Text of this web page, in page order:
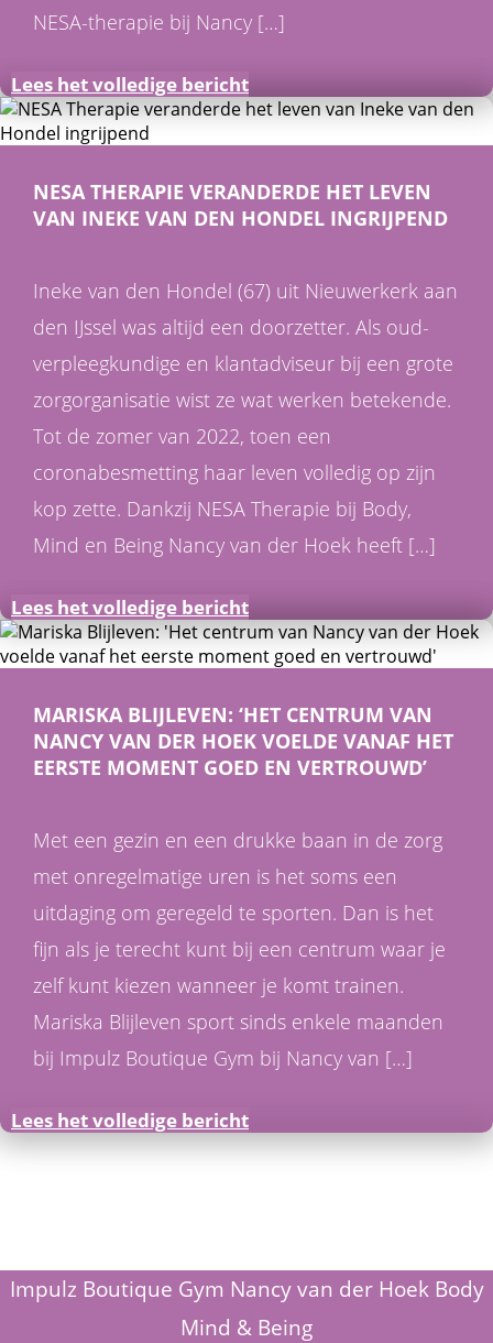
NESA-therapie bij Nancy […]
Lees het volledige bericht
NESA THERAPIE VERANDERDE HET LEVEN
VAN INEKE VAN DEN HONDEL INGRIJPEND
Ineke van den Hondel (67) uit Nieuwerkerk aan
den IJssel was altijd een doorzetter. Als oud-
verpleegkundige en klantadviseur bij een grote
zorgorganisatie wist ze wat werken betekende.
Tot de zomer van 2022, toen een
coronabesmetting haar leven volledig op zijn
kop zette. Dankzij NESA Therapie bij Body,
Mind en Being Nancy van der Hoek heeft […]
Lees het volledige bericht
MARISKA BLIJLEVEN: ‘HET CENTRUM VAN
NANCY VAN DER HOEK VOELDE VANAF HET
EERSTE MOMENT GOED EN VERTROUWD’
Met een gezin en een drukke baan in de zorg
met onregelmatige uren is het soms een
uitdaging om geregeld te sporten. Dan is het
fijn als je terecht kunt bij een centrum waar je
zelf kunt kiezen wanneer je komt trainen.
Mariska Blijleven sport sinds enkele maanden
bij Impulz Boutique Gym bij Nancy van […]
Lees het volledige bericht
Impulz Boutique Gym Nancy van der Hoek Body
Mind & Being